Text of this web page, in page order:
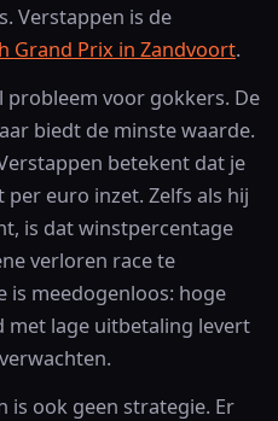
Verstappen is de
Grand Prix in Zandvoort.
probleem voor gokkers. De
biedt de minste waarde.
betekent dat je
euro inzet. Zelfs als hij
is dat winstpercentage
verloren race te
is meedogenloos: hoge
lage uitbetaling levert
is ook geen strategie. Er